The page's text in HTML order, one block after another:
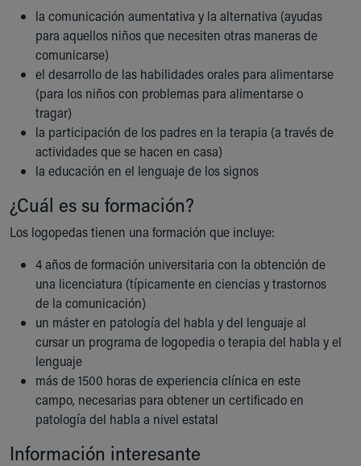
During Your Visit
Financial Services
Rest Accommodations
Visiting
Gift Shop
Department of Public Safety
Health Info
Health Information
Healthy Info, Healthy Kids
KidsHealth Topics
Educational Resources
Injury Prevention
Medical Records
Symptom Checker
Skip to main content
la comunicación aumentativa y la alternativa (ayudas
para aquellos niños que necesiten otras maneras de
comunicarse)
el desarrollo de las habilidades orales para alimentarse
(para los niños con problemas para alimentarse o
tragar)
la participación de los padres en la terapia (a través de
actividades que se hacen en casa)
la educación en el lenguaje de los signos
¿Cuál es su formación?
Los logopedas tienen una formación que incluye:
4 años de formación universitaria con la obtención de
una licenciatura (típicamente en ciencias y trastornos
de la comunicación)
un máster en patología del habla y del lenguaje al
cursar un programa de logopedia o terapia del habla y el
lenguaje
más de 1500 horas de experiencia clínica en este
campo, necesarias para obtener un certificado en
patología del habla a nivel estatal
Información interesante